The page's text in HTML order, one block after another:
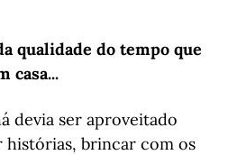
qualidade do tempo que
casa...
devia ser aproveitado
histórias, brincar com os